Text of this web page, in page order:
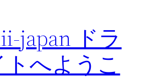
japan ドラ
へようこ